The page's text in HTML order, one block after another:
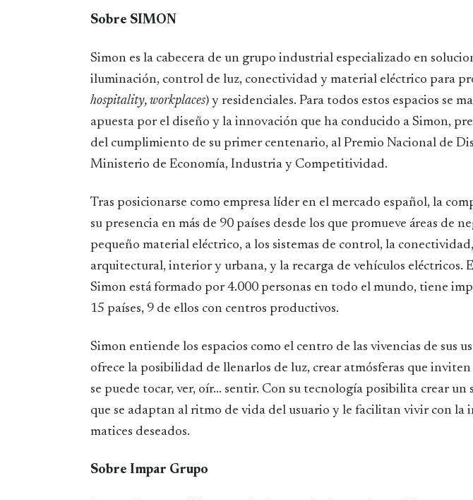
Sobre SIMON
Simon es la cabecera de un grupo industrial especializado en
iluminación, control de luz, conectividad y material eléctrico para
hospitality, workplaces) y residenciales. Para todos estos espacios se
apuesta por el diseño y la innovación que ha conducido a Simon,
del cumplimiento de su primer centenario, al Premio Nacional de
Ministerio de Economía, Industria y Competitividad.
Tras posicionarse como empresa líder en el mercado español, la
su presencia en más de 90 países desde los que promueve áreas de
pequeño material eléctrico, a los sistemas de control, la
arquitectural, interior y urbana, y la recarga de vehículos eléctricos.
Simon está formado por 4.000 personas en todo el mundo, tiene
15 países, 9 de ellos con centros productivos.
Simon entiende los espacios como el centro de las vivencias de sus
ofrece la posibilidad de llenarlos de luz, crear atmósferas que inviten
se puede tocar, ver, oír... sentir. Con su tecnología posibilita crear un
que se adaptan al ritmo de vida del usuario y le facilitan vivir con la
matices deseados.
Sobre Impar Grupo